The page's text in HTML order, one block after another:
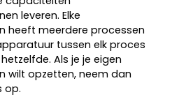
leveren. Elke
heeft meerdere processen
tussen elk proces
Als je je eigen
wilt opzetten, neem dan
op.